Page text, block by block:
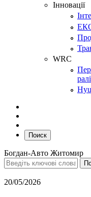
Інновації
WRC
Поиск
Богдан-Авто Житомир
20/05/2026